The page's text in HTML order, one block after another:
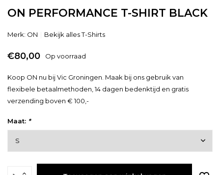
ON PERFORMANCE T-SHIRT BLACK
Merk: ON Bekijk alles T-Shirts
€80,00 Op voorraad
Koop ON nu bij Vic Groningen. Maak bij ons gebruik van
flexibele betaalmethoden, 14 dagen bedenktijd en gratis
verzending boven € 100,-
Maat: *